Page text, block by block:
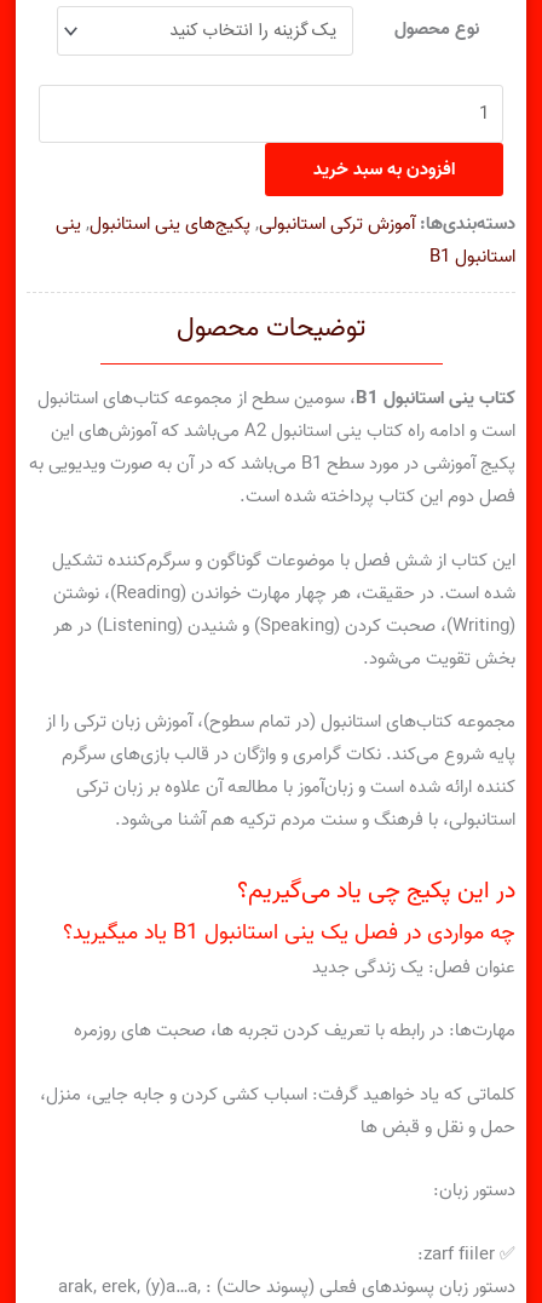
۶,۱۴۸,۰۰۰ تومان
بود.
۴,۳۰۳,۶۰۰ تومان.
نوع محصولپکیج
کتاب
درسی
ینی
استانبول
B1
(ب
افزودن به سبد خرید
دسته‌بندی‌ها: آموزش ترکی استانبولی,پکیج‌های ینی استانبول,ینی
استانبول B1
توضیحات محصول
کتاب ینی استانبول B1
، سومین سطح از مجموعه کتاب‌های استانبول
است و ادامه راه کتاب ینی استانبول A2 می‌باشد که آموزش‌های این
پکیج آموزشی در مورد سطح B1 می‌باشد که در آن به صورت ویدیویی به
فصل دوم این کتاب پرداخته شده است.
این کتاب از شش فصل با موضوعات گوناگون و سرگرم‌کننده تشکیل
شده است. در حقیقت، هر چهار مهارت خواندن (Reading)، نوشتن
(Writing)، صحبت کردن (Speaking) و شنیدن (Listening) در هر
بخش تقویت می‌شود.
مجموعه کتاب‌های استانبول (در تمام سطوح)، آموزش زبان ترکی را از
پایه شروع می‌کند. نکات گرامری و واژگان در قالب بازی‌های سرگرم
کننده ارائه شده است و زبان‌آموز با مطالعه آن علاوه بر زبان ترکی
استانبولی، با فرهنگ و سنت مردم ترکیه هم آشنا می‌شود.
در این پکیج چی یاد می‌گیریم؟
چه مواردی در فصل یک ینی استانبول B1 یاد میگیرید؟
عنوان فصل: یک زندگی جدید
مهارت‌ها: در رابطه با تعریف کردن تجربه ها، صحبت های روزمره
کلماتی که یاد خواهید گرفت: اسباب کشی کردن و جابه جایی، منزل،
حمل و نقل و قبض ها
دستور زبان:
✅ zarf fiiler:
دستور زبان پسوندهای فعلی (پسوند حالت) : arak, erek, (y)a…a,